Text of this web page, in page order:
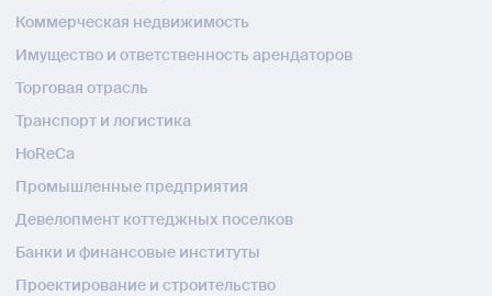
Коммерческая недвижимость
Имущество и ответственность арендаторов
Торговая отрасль
Транспорт и логистика
HoReCa
Промышленные предприятия
Девелопмент коттеджных поселков
Банки и финансовые институты
Проектирование и строительство